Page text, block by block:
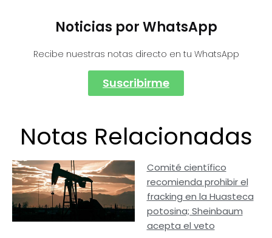
Noticias por WhatsApp
Recibe nuestras notas directo en tu WhatsApp
Suscribirme
Notas Relacionadas
Comité científico
recomienda prohibir el
fracking en la Huasteca
potosina; Sheinbaum
acepta el veto